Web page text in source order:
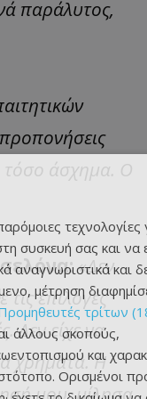
παράλυτος,
τόσο άσχημα. Ο
«Δεν
επιλογές
Δεν είχε να
χρήματα. Η
μου, μίλησα
τεχνολογίες
συσκευή σας και να
αναγνωριστικά και
μέτρηση
τρίτων
άλλους σκοπούς,
και
Ορισμένοι